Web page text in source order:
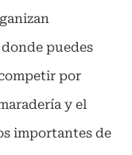
puedes
por
y el
importantes de